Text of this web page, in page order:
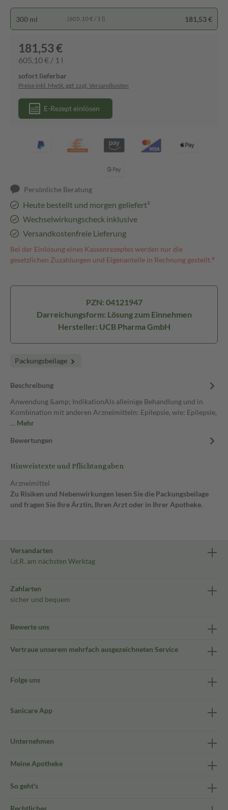
300 ml (605,10 € / 1 l) 181,53 €
181,53 €
605,10 € / 1 l
sofort lieferbar
Preise inkl. MwSt. ggf. zzgl. Versandkosten
E-Rezept einlösen
Persönliche Beratung
Heute bestellt und morgen geliefert³
Wechselwirkungscheck inklusive
Versandkostenfreie Lieferung
Bei der Einlösung eines Kassenrezeptes werden nur die
gesetzlichen Zuzahlungen und Eigenanteile in Rechnung gestellt.⁴
PZN: 04121947
Darreichungsform: Lösung zum Einnehmen
Hersteller: UCB Pharma GmbH
Packungsbeilage
Beschreibung
Anwendung &amp; IndikationAls alleinige Behandlung und in
Kombination mit anderen Arzneimitteln: Epilepsie, wie: Epilepsie,
… Mehr
Bewertungen
Hinweistexte und Pflichtangaben
Arzneimittel
Zu Risiken und Nebenwirkungen lesen Sie die Packungsbeilage
und fragen Sie Ihre Ärztin, Ihren Arzt oder in Ihrer Apotheke.
Versandarten
i.d.R. am nächsten Werktag
Zahlarten
sicher und bequem
Bewerte uns
Vertraue unserem mehrfach ausgezeichneten Service
Folge uns
Sanicare App
Unternehmen
Meine Apotheke
So geht's
Rechtliches